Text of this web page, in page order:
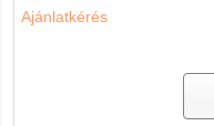
Ajánlatkérés